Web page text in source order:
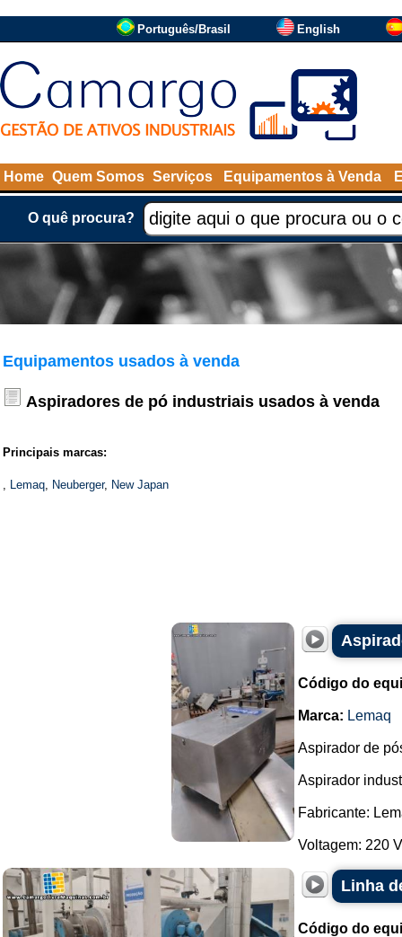
Português/Brasil English
Home Quem Somos Serviços Equipamentos à Venda
O quê procura?
Equipamentos usados à venda
Aspiradores de pó industriais usados à venda
Principais marcas:
, Lemaq, Neuberger, New Japan
Código do
Marca: Lemaq
Aspirador de
Aspirador
Fabricante:
Voltagem: 220
Linha
Código do